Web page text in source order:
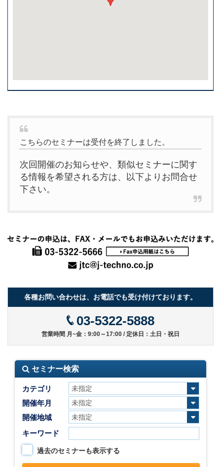
こちらのセミナーは受付を終了しました。
次回開催のお知らせや、類似セミナーに関す
る情報を希望される方は、以下よりお問合せ
下さい。
各種お問い合わせは、お電話でも受け付けております。
03-5322-5888
営業時間 月~金：9:00～17:00 / 定休日：土日・祝日
セミナー検索
カテゴリ
開催年月
開催地域
キーワード
過去のセミナーも表示する